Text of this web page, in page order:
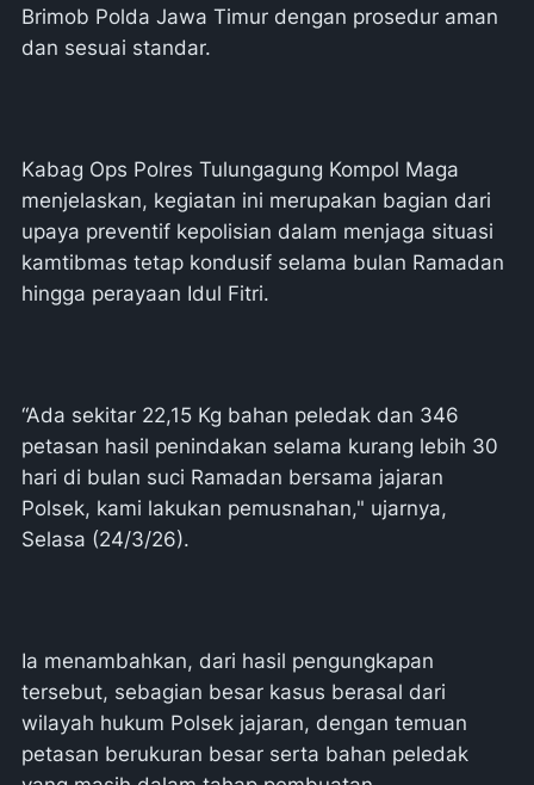
Brimob Polda Jawa Timur dengan prosedur aman
dan sesuai standar.
Kabag Ops Polres Tulungagung Kompol Maga
menjelaskan, kegiatan ini merupakan bagian dari
upaya preventif kepolisian dalam menjaga situasi
kamtibmas tetap kondusif selama bulan Ramadan
hingga perayaan Idul Fitri.
“Ada sekitar 22,15 Kg bahan peledak dan 346
petasan hasil penindakan selama kurang lebih 30
hari di bulan suci Ramadan bersama jajaran
Polsek, kami lakukan pemusnahan," ujarnya,
Selasa (24/3/26).
Ia menambahkan, dari hasil pengungkapan
tersebut, sebagian besar kasus berasal dari
wilayah hukum Polsek jajaran, dengan temuan
petasan berukuran besar serta bahan peledak